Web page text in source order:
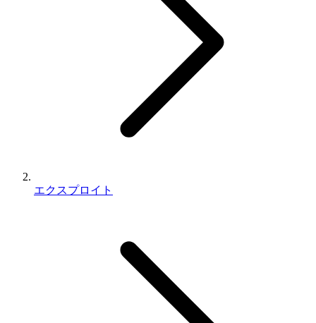
エクスプロイト